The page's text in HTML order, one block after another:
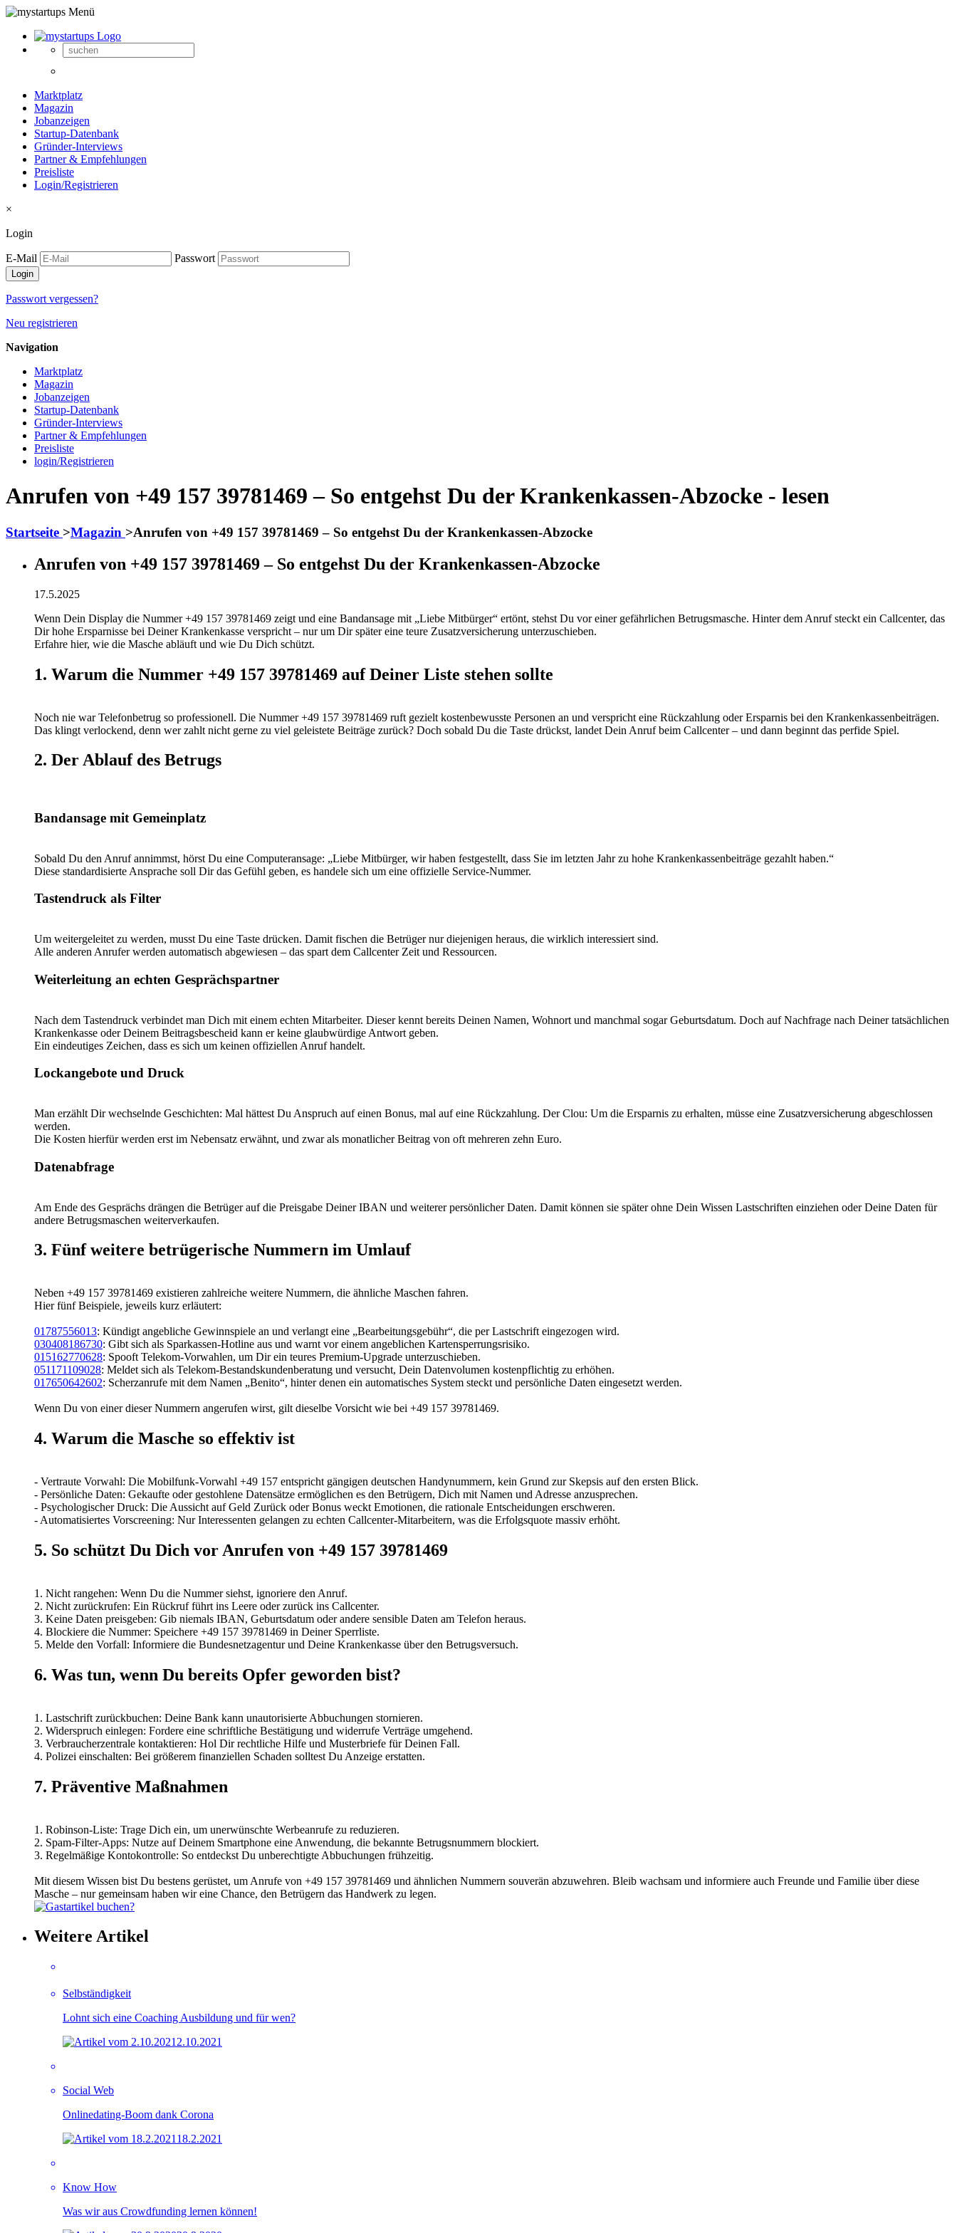
Marktplatz
Magazin
Jobanzeigen
Startup-Datenbank
Gründer-Interviews
Partner & Empfehlungen
Preisliste
Login/Registrieren
×
Login
E-Mail Passwort
Passwort vergessen?
Neu registrieren
Navigation
Marktplatz
Magazin
Jobanzeigen
Startup-Datenbank
Gründer-Interviews
Partner & Empfehlungen
Preisliste
login/Registrieren
Anrufen von +49 157 39781469 – So entgehst Du der Krankenkassen-Abzocke - lesen
Startseite >Magazin >Anrufen von +49 157 39781469 – So entgehst Du der Krankenkassen-Abzocke
Anrufen von +49 157 39781469 – So entgehst Du der Krankenkassen-Abzocke
17.5.2025
Wenn Dein Display die Nummer +49 157 39781469 zeigt und eine Bandansage mit „Liebe Mitbürger“ ertönt, stehst Du vor einer gefährlichen Betrugsmasche. Hinter dem Anruf steckt ein Callcenter, das
Dir hohe Ersparnisse bei Deiner Krankenkasse verspricht – nur um Dir später eine teure Zusatzversicherung unterzuschieben.
Erfahre hier, wie die Masche abläuft und wie Du Dich schützt.
1. Warum die Nummer +49 157 39781469 auf Deiner Liste stehen sollte
Noch nie war Telefonbetrug so professionell. Die Nummer +49 157 39781469 ruft gezielt kostenbewusste Personen an und verspricht eine Rückzahlung oder Ersparnis bei den Krankenkassenbeiträgen.
Das klingt verlockend, denn wer zahlt nicht gerne zu viel geleistete Beiträge zurück? Doch sobald Du die Taste drückst, landet Dein Anruf beim Callcenter – und dann beginnt das perfide Spiel.
2. Der Ablauf des Betrugs
Bandansage mit Gemeinplatz
Sobald Du den Anruf annimmst, hörst Du eine Computeransage: „Liebe Mitbürger, wir haben festgestellt, dass Sie im letzten Jahr zu hohe Krankenkassenbeiträge gezahlt haben.“
Diese standardisierte Ansprache soll Dir das Gefühl geben, es handele sich um eine offizielle Service-Nummer.
Tastendruck als Filter
Um weitergeleitet zu werden, musst Du eine Taste drücken. Damit fischen die Betrüger nur diejenigen heraus, die wirklich interessiert sind.
Alle anderen Anrufer werden automatisch abgewiesen – das spart dem Callcenter Zeit und Ressourcen.
Weiterleitung an echten Gesprächspartner
Nach dem Tastendruck verbindet man Dich mit einem echten Mitarbeiter. Dieser kennt bereits Deinen Namen, Wohnort und manchmal sogar Geburtsdatum. Doch auf Nachfrage nach Deiner tatsächlichen
Krankenkasse oder Deinem Beitragsbescheid kann er keine glaubwürdige Antwort geben.
Ein eindeutiges Zeichen, dass es sich um keinen offiziellen Anruf handelt.
Lockangebote und Druck
Man erzählt Dir wechselnde Geschichten: Mal hättest Du Anspruch auf einen Bonus, mal auf eine Rückzahlung. Der Clou: Um die Ersparnis zu erhalten, müsse eine Zusatzversicherung abgeschlossen
werden.
Die Kosten hierfür werden erst im Nebensatz erwähnt, und zwar als monatlicher Beitrag von oft mehreren zehn Euro.
Datenabfrage
Am Ende des Gesprächs drängen die Betrüger auf die Preisgabe Deiner IBAN und weiterer persönlicher Daten. Damit können sie später ohne Dein Wissen Lastschriften einziehen oder Deine Daten für
andere Betrugsmaschen weiterverkaufen.
3. Fünf weitere betrügerische Nummern im Umlauf
Neben +49 157 39781469 existieren zahlreiche weitere Nummern, die ähnliche Maschen fahren.
Hier fünf Beispiele, jeweils kurz erläutert:
01787556013: Kündigt angebliche Gewinnspiele an und verlangt eine „Bearbeitungsgebühr“, die per Lastschrift eingezogen wird.
030408186730: Gibt sich als Sparkassen-Hotline aus und warnt vor einem angeblichen Kartensperrungsrisiko.
015162770628: Spooft Telekom-Vorwahlen, um Dir ein teures Premium-Upgrade unterzuschieben.
051171109028: Meldet sich als Telekom-Bestandskundenberatung und versucht, Dein Datenvolumen kostenpflichtig zu erhöhen.
017650642602: Scherzanrufe mit dem Namen „Benito“, hinter denen ein automatisches System steckt und persönliche Daten eingesetzt werden.
Wenn Du von einer dieser Nummern angerufen wirst, gilt dieselbe Vorsicht wie bei +49 157 39781469.
4. Warum die Masche so effektiv ist
- Vertraute Vorwahl: Die Mobilfunk-Vorwahl +49 157 entspricht gängigen deutschen Handynummern, kein Grund zur Skepsis auf den ersten Blick.
- Persönliche Daten: Gekaufte oder gestohlene Datensätze ermöglichen es den Betrügern, Dich mit Namen und Adresse anzusprechen.
- Psychologischer Druck: Die Aussicht auf Geld Zurück oder Bonus weckt Emotionen, die rationale Entscheidungen erschweren.
- Automatisiertes Vorscreening: Nur Interessenten gelangen zu echten Callcenter-Mitarbeitern, was die Erfolgsquote massiv erhöht.
5. So schützt Du Dich vor Anrufen von +49 157 39781469
1. Nicht rangehen: Wenn Du die Nummer siehst, ignoriere den Anruf.
2. Nicht zurückrufen: Ein Rückruf führt ins Leere oder zurück ins Callcenter.
3. Keine Daten preisgeben: Gib niemals IBAN, Geburtsdatum oder andere sensible Daten am Telefon heraus.
4. Blockiere die Nummer: Speichere +49 157 39781469 in Deiner Sperrliste.
5. Melde den Vorfall: Informiere die Bundesnetzagentur und Deine Krankenkasse über den Betrugsversuch.
6. Was tun, wenn Du bereits Opfer geworden bist?
1. Lastschrift zurückbuchen: Deine Bank kann unautorisierte Abbuchungen stornieren.
2. Widerspruch einlegen: Fordere eine schriftliche Bestätigung und widerrufe Verträge umgehend.
3. Verbraucherzentrale kontaktieren: Hol Dir rechtliche Hilfe und Musterbriefe für Deinen Fall.
4. Polizei einschalten: Bei größerem finanziellen Schaden solltest Du Anzeige erstatten.
7. Präventive Maßnahmen
1. Robinson-Liste: Trage Dich ein, um unerwünschte Werbeanrufe zu reduzieren.
2. Spam-Filter-Apps: Nutze auf Deinem Smartphone eine Anwendung, die bekannte Betrugsnummern blockiert.
3. Regelmäßige Kontokontrolle: So entdeckst Du unberechtigte Abbuchungen frühzeitig.
Mit diesem Wissen bist Du bestens gerüstet, um Anrufe von +49 157 39781469 und ähnlichen Nummern souverän abzuwehren. Bleib wachsam und informiere auch Freunde und Familie über diese
Masche – nur gemeinsam haben wir eine Chance, den Betrügern das Handwerk zu legen.
Weitere Artikel
Selbständigkeit
Lohnt sich eine Coaching Ausbildung und für wen?
2.10.2021
Social Web
Onlinedating-Boom dank Corona
18.2.2021
Know How
Was wir aus Crowdfunding lernen können!